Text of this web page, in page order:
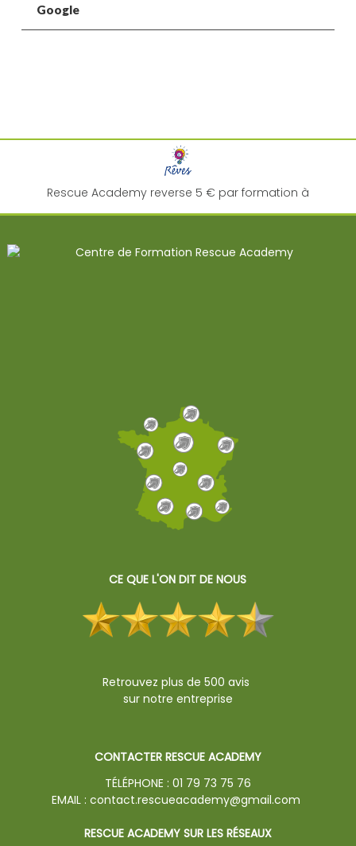
Google
Rescue Academy reverse 5 € par formation à
malade !
CE QUE L'ON DIT DE NOUS
Retrouvez plus de 500 avis
sur notre entreprise
CONTACTER RESCUE ACADEMY
TÉLÉPHONE : 01 79 73 75 76
EMAIL :contact.rescueacademy@gmail.com
RESCUE ACADEMY SUR LES RÉSEAUX